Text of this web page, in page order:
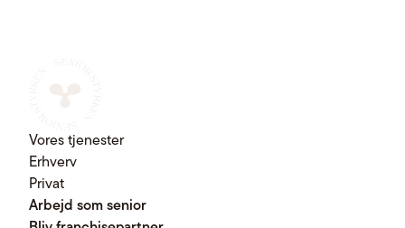
Vores tjenester
Erhverv
Privat
Arbejd som senior